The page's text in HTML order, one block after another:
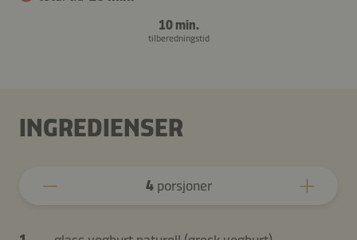
10 min.
tilberedningstid
INGREDIENSER
4porsjoner